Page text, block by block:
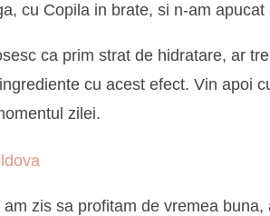
cu Copila in brate, si n-am apucat
ca prim strat de hidratare, ar
cu acest efect. Vin apoi
zilei.
am zis sa profitam de vremea